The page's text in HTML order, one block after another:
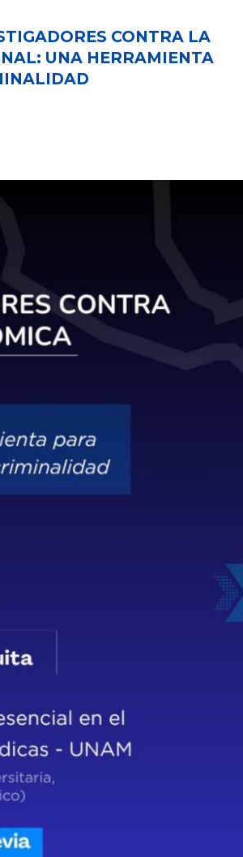
CONTRA LA
UNA HERRAMIENTA